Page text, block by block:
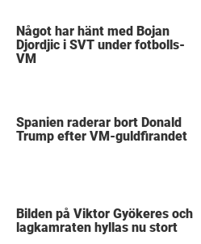
Något har hänt med Bojan
Djordjic i SVT under fotbolls-
VM
Spanien raderar bort Donald
Trump efter VM-guldfirandet
Bilden på Viktor Gyökeres och
lagkamraten hyllas nu stort